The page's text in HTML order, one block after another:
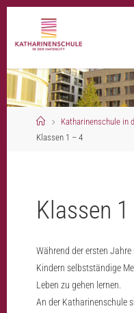
Skip
content
HomeKatharinenschule in
Klassen 1 – 4
Klassen
Während der ersten
Kindern selbstständige
Leben zu gehen lernen.
An der Katharinenschule